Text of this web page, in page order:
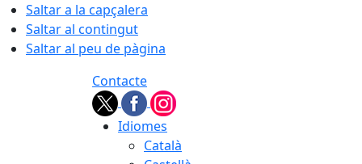
Saltar a la capçalera
Saltar al contingut
Saltar al peu de pàgina
Contacte
Idiomes
Català